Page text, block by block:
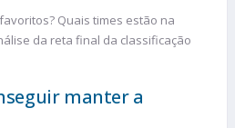
Quais times estão na
da reta final da classificação
manter a